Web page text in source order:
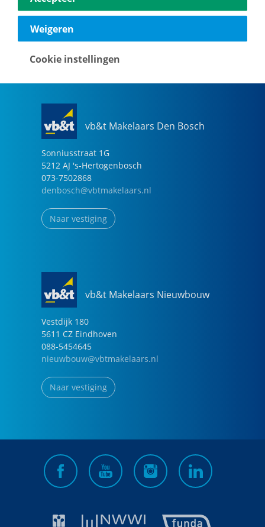
040-2696949
vb&t Makelaars Den Bosch
Sonniusstraat 1G
5212 AJ 's-Hertogenbosch
073-7502868
denbosch@vbtmakelaars.nl
Naar vestiging
vb&t Makelaars Nieuwbouw
Vestdijk 180
5611 CZ Eindhoven
088-5454645
nieuwbouw@vbtmakelaars.nl
Naar vestiging
Weigeren
Cookie instellingen